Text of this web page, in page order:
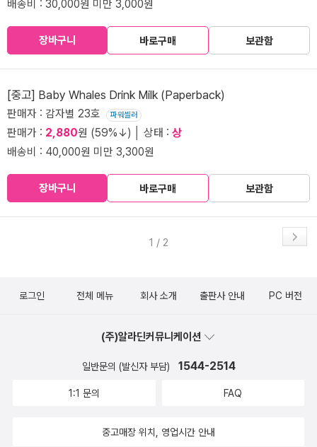
배송비 : 30,000원 미만 3,000원
장바구니 바로구매 보관함
[중고] Baby Whales Drink Milk (Paperback)
판매자 : 감자별 23호 파워셀러
판매가 : 2,880원 (59%↓) │ 상태 : 상
배송비 : 40,000원 미만 3,300원
장바구니 바로구매 보관함
1 / 2
로그인 전체 메뉴 회사 소개 출판사 안내 PC 버전
(주)알라딘커뮤니케이션
일반문의 (발신자 부담) 1544-2514
1:1 문의 FAQ
중고매장 위치, 영업시간 안내